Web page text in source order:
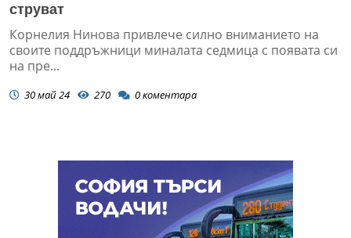
струват
Корнелия Нинова привлече силно вниманието на
своите поддръжници миналата седмица с появата си
на пре...
30 май 24 270 0коментара